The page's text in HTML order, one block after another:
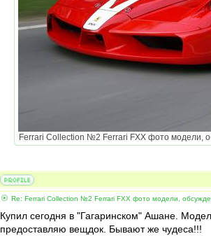
Ferrari Collection №2 Ferrari FXX фото модели,
Re: Ferrari Collection №2 Ferrari FXX фото модели,
Купил сегодня в "Гагаринском" Ашане.
предоставляю вещдок. Бывают же чудеса!!!